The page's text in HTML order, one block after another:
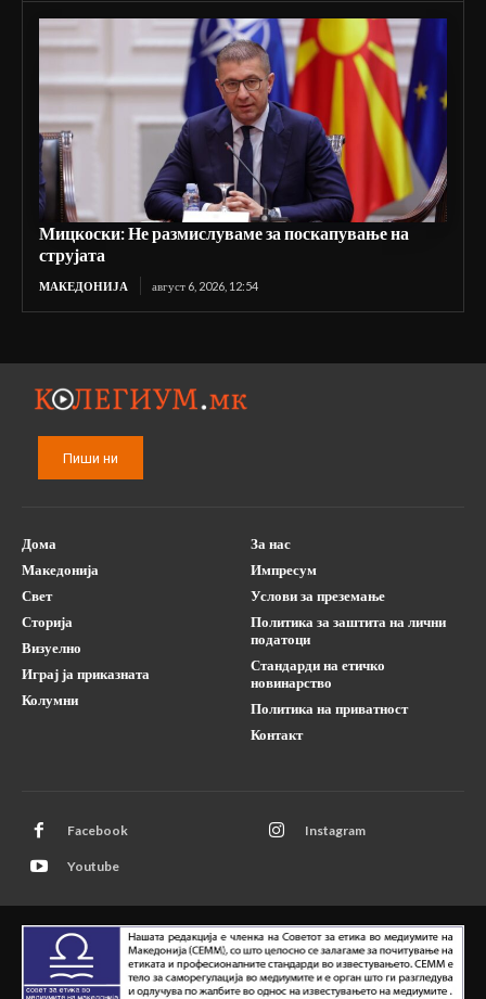
Мицкоски: Не размислуваме за поскапување на
струјата
МАКЕДОНИЈА август 6, 2026, 12:54
Пиши ни
Дома
Македонија
Свет
Сторија
Визуелно
Играј ја приказната
Колумни
За нас
Импресум
Услови за преземање
Политика за заштита на лични
податоци
Стандарди на етичко
новинарство
Политика на приватност
Контакт
Facebook Instagram
Youtube